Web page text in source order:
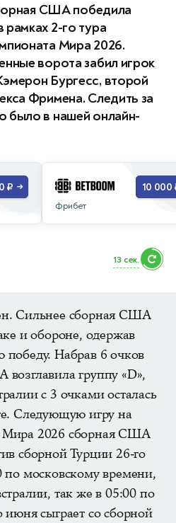
США победила
2-го тура
Мира 2026.
ворота забил игрок
Бургесс, второй
Фримена. Следить за
было в нашей онлайн-
₽ →
Фрибет
10 000
10 сек.
Сильнее сборная США
и обороне, одержав
победу. Набрав 6 очков
группу «D»,
с 3 очками осталась
Следующую игру на
Мира 2026 сборная США
сборной Турции 26-го
московскому времени,
так же в 05:00 по
июня сыграет со сборной